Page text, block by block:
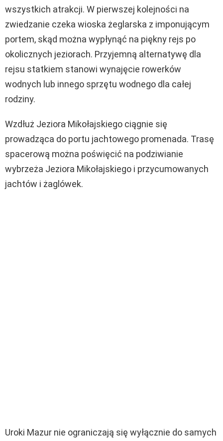
wszystkich atrakcji. W pierwszej kolejności na
zwiedzanie czeka wioska żeglarska z imponującym
portem, skąd można wypłynąć na piękny rejs po
okolicznych jeziorach. Przyjemną alternatywę dla
rejsu statkiem stanowi wynajęcie rowerków
wodnych lub innego sprzętu wodnego dla całej
rodziny.
Wzdłuż Jeziora Mikołajskiego ciągnie się
prowadząca do portu jachtowego promenada. Trasę
spacerową można poświęcić na podziwianie
wybrzeża Jeziora Mikołajskiego i przycumowanych
jachtów i żaglówek.
Uroki Mazur nie ograniczają się wyłącznie do samych